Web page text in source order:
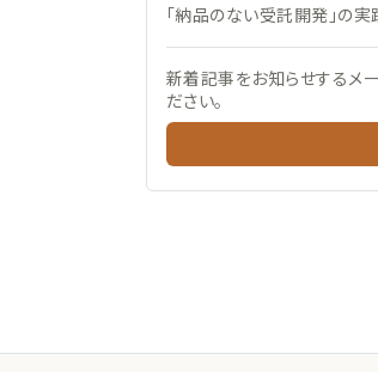
「納品のない受託開発」の
新着記事をお知らせするメ
ださい。